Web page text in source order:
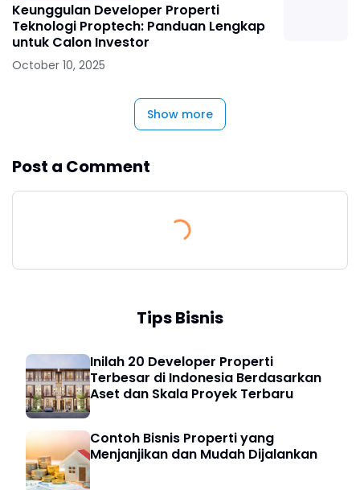
Keunggulan Developer Properti
Teknologi Proptech: Panduan Lengkap
untuk Calon Investor
October 10, 2025
Show more
Post a Comment
Tips Bisnis
Inilah 20 Developer Properti
Terbesar di Indonesia Berdasarkan
Aset dan Skala Proyek Terbaru
Contoh Bisnis Properti yang
Menjanjikan dan Mudah Dijalankan